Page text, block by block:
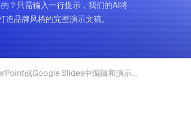
？只需输入一行提示，我们的AI将
品牌风格的完整演示文稿。